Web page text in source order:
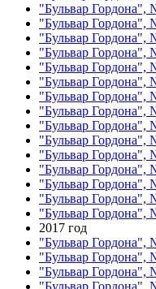
"Бульвар Гордона",
"Бульвар Гордона",
"Бульвар Гордона",
"Бульвар Гордона",
"Бульвар Гордона",
"Бульвар Гордона",
"Бульвар Гордона",
"Бульвар Гордона",
"Бульвар Гордона",
"Бульвар Гордона",
"Бульвар Гордона",
"Бульвар Гордона",
"Бульвар Гордона",
"Бульвар Гордона",
"Бульвар Гордона",
2017 год
"Бульвар Гордона",
"Бульвар Гордона",
"Бульвар Гордона",
"Бульвар Гордона",